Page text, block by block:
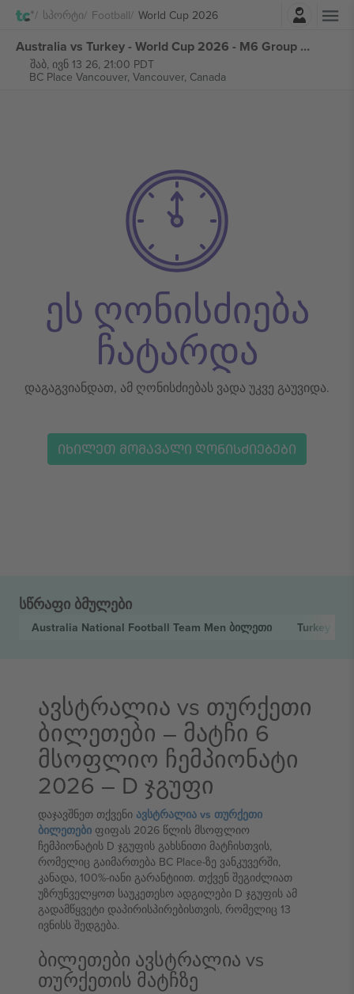
Სპორტი Football World Cup 2026შესვლა
Australia vs Turkey - World Cup 2026 - M6 Group D ბილეთი
შაბ, ივნ 13 26, 21:00 PDT
BC Place Vancouver, Vancouver, Canada
ეს ღონისძიება
ჩატარდა
დაგაგვიანდათ, ამ ღონისძიებას ვადა უკვე გაუვიდა.
ᲘᲮᲘᲚᲔᲗ ᲛᲝᲛᲐᲕᲐᲚᲘ ᲦᲝᲜᲘᲡᲫᲘᲔᲑᲔᲑᲘ
სწრაფი ბმულები
Australia National Football Team Men ბილეთი Turkey
ავსტრალია vs თურქეთი
ბილეთები – მატჩი 6
მსოფლიო ჩემპიონატი
2026 – D ჯგუფი
დაჯავშნეთ თქვენი ავსტრალია vs თურქეთი
ბილეთები ფიფას 2026 წლის მსოფლიო
ჩემპიონატის D ჯგუფის გახსნითი მატჩისთვის,
რომელიც გაიმართება BC Place-ზე ვანკუვერში,
კანადა, 100%-იანი გარანტიით. თქვენ შეგიძლიათ
უზრუნველყოთ საუკეთესო ადგილები D ჯგუფის ამ
გადამწყვეტი დაპირისპირებისთვის, რომელიც 13
ივნისს შედგება.
ბილეთები ავსტრალია vs
თურქეთის მატჩზე